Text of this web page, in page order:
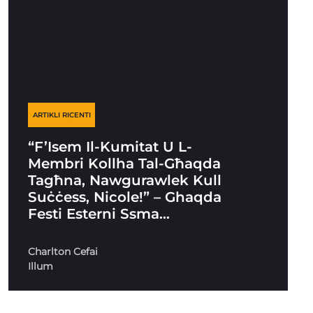
ARTIKLI RICENTI
“F’Isem Il-Kumitat U L-
Membri Kollha Tal-Għaqda
Tagħna, Nawgurawlek Kull
Suċċess, Nicole!” – Ghaqda
Festi Esterni Ssma…
Charlton Cefai
Illum